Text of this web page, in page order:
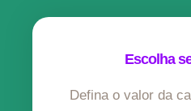
Escolha
Defina o valor da